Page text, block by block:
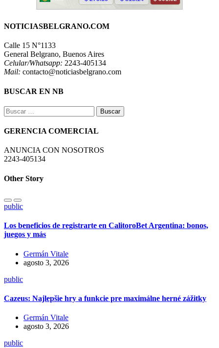
NOTICIASBELGRANO.COM
Calle 15 N°1133
General Belgrano, Buenos Aires
Celular/Whatsapp: 2243-405134
Mail: contacto@noticiasbelgrano.com
BUSCAR EN NB
Buscar:
GERENCIA COMERCIAL
ANUNCIA CON NOSOTROS
2243-405134
Other Story
public
Los beneficios de registrarte en CalitoroBet Argentina: bonos,
juegos y más
Germán Vitale
agosto 3, 2026
public
Cazeus: Najlepšie hry a funkcie pre maximálne herné zážitky
Germán Vitale
agosto 3, 2026
public